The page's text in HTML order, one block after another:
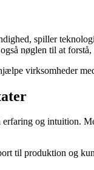
spiller
nøglen til at
virksomheder
og intuition.
til produktion og